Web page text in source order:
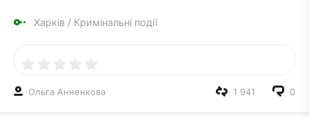
Харків / Кримінальні події
Ольга Анненкова 0
1 941